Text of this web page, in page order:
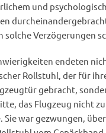
und
solche Verzögerungen
endeten
Rollstuhl, der für
gebracht,
das Flugzeug nicht
Sie war gezwungen,